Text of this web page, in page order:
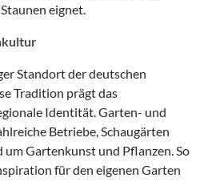
eignet.
Standort der deutschen
Tradition prägt das
Identität. Garten- und
Betriebe, Schaugärten
Gartenkunst und Pflanzen. So
für den eigenen Garten